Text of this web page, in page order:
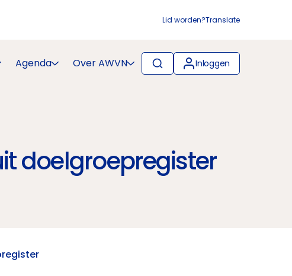
Lid worden?Translate
Agenda Over AWVN Inloggen
doelgroepregister